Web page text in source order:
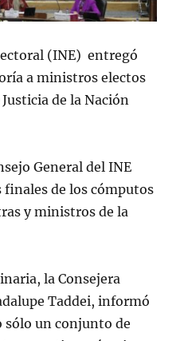
(INE) entregó
a ministros electos
de la Nación
General del INE
de los cómputos
y ministros de la
la Consejera
Taddei, informó
sólo un conjunto de